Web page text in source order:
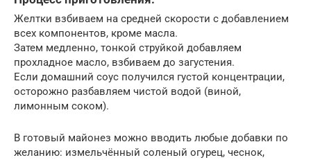
Желтки взбиваем на средней скорости с добавлением
всех компонентов, кроме масла.
Затем медленно, тонкой струйкой добавляем
прохладное масло, взбиваем до загустения.
Если домашний соус получился густой концентрации,
осторожно разбавляем чистой водой (виной,
лимонным соком).
В готовый майонез можно вводить любые добавки по
желанию: измельчённый соленый огурец, чеснок,